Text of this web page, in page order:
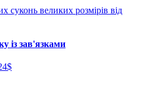
із зав'язками